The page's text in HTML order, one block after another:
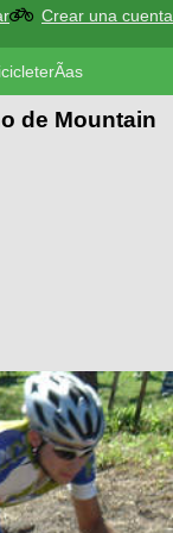
Crear una cuenta
de Mountain